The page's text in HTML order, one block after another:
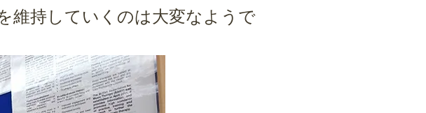
維持していくのは大変なようで